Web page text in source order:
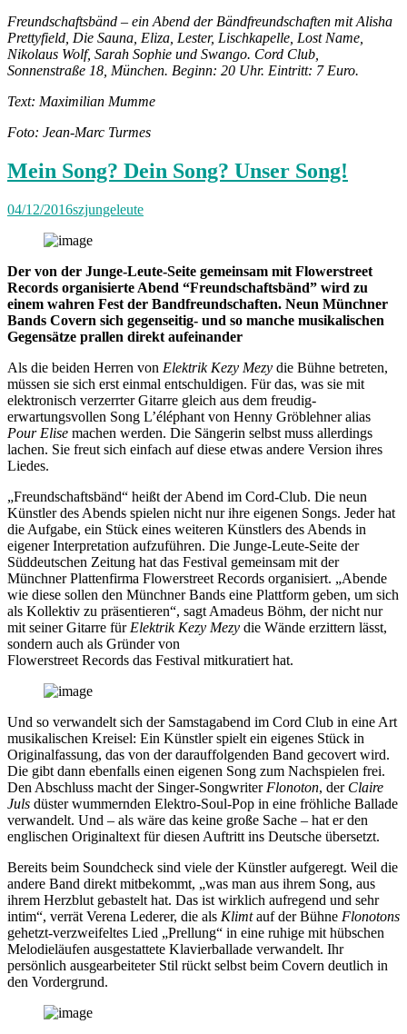
Freundschaftsbänd – ein Abend der Bändfreundschaften mit Alisha
Prettyfield, Die Sauna, Eliza, Lester, Lischkapelle, Lost Name,
Nikolaus Wolf, Sarah Sophie und Swango. Cord Club,
Sonnenstraße 18, München. Beginn: 20 Uhr. Eintritt: 7 Euro.
Text: Maximilian Mumme
Foto: Jean-Marc Turmes
Mein Song? Dein Song? Unser Song!
04/12/2016szjungeleute
Der von der Junge-Leute-Seite gemeinsam mit Flowerstreet
Records organisierte Abend “Freundschaftsbänd” wird zu
einem wahren Fest der Bandfreundschaften. Neun Münchner
Bands Covern sich gegenseitig- und so manche musikalischen
Gegensätze prallen direkt aufeinander
Als die beiden Herren von Elektrik Kezy Mezy die Bühne betreten,
müssen sie sich erst einmal entschuldigen. Für das, was sie mit
elektronisch verzerrter Gitarre gleich aus dem freudig-
erwartungsvollen Song L’éléphant von Henny Gröblehner alias
Pour Elise machen werden. Die Sängerin selbst muss allerdings
lachen. Sie freut sich einfach auf diese etwas andere Version ihres
Liedes.
„Freundschaftsbänd“ heißt der Abend im Cord-Club. Die neun
Künstler des Abends spielen nicht nur ihre eigenen Songs. Jeder hat
die Aufgabe, ein Stück eines weiteren Künstlers des Abends in
eigener Interpretation aufzuführen. Die Junge-Leute-Seite der
Süddeutschen Zeitung hat das Festival gemeinsam mit der
Münchner Plattenfirma Flowerstreet Records organisiert. „Abende
wie diese sollen den Münchner Bands eine Plattform geben, um sich
als Kollektiv zu präsentieren“, sagt Amadeus Böhm, der nicht nur
mit seiner Gitarre für Elektrik Kezy Mezy die Wände erzittern lässt,
sondern auch als Gründer von
Flowerstreet Records das Festival mitkuratiert hat.
Und so verwandelt sich der Samstagabend im Cord Club in eine Art
musikalischen Kreisel: Ein Künstler spielt ein eigenes Stück in
Originalfassung, das von der darauffolgenden Band gecovert wird.
Die gibt dann ebenfalls einen eigenen Song zum Nachspielen frei.
Den Abschluss macht der Singer-Songwriter Flonoton, der Claire
Juls düster wummernden Elektro-Soul-Pop in eine fröhliche Ballade
verwandelt. Und – als wäre das keine große Sache – hat er den
englischen Originaltext für diesen Auftritt ins Deutsche übersetzt.
Bereits beim Soundcheck sind viele der Künstler aufgeregt. Weil die
andere Band direkt mitbekommt, „was man aus ihrem Song, aus
ihrem Herzblut gebastelt hat. Das ist wirklich aufregend und sehr
intim“, verrät Verena Lederer, die als Klimtauf der Bühne Flonotons
gehetzt-verzweifeltes Lied „Prellung“ in eine ruhige mit hübschen
Melodieläufen ausgestattete Klavierballade verwandelt. Ihr
persönlich ausgearbeiteter Stil rückt selbst beim Covern deutlich in
den Vordergrund.